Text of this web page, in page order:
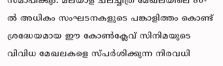
ൽ അധികം സംഘടനകളുടെ പങ്കാളിത്തം കൊണ്ട്
ശ്രദ്ധേയമായ ഈ കോൺക്ലേവ് സിനിമയുടെ
വിവിധ മേഖലകളെ സ്പർശിക്കുന്ന നിരവധി